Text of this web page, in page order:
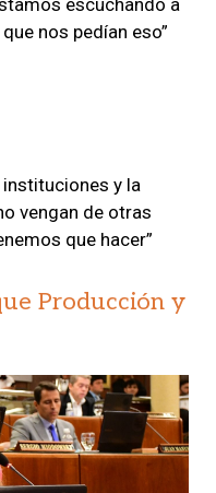
nos pedían eso”
y la
vengan de otras
que hacer”
Producción y